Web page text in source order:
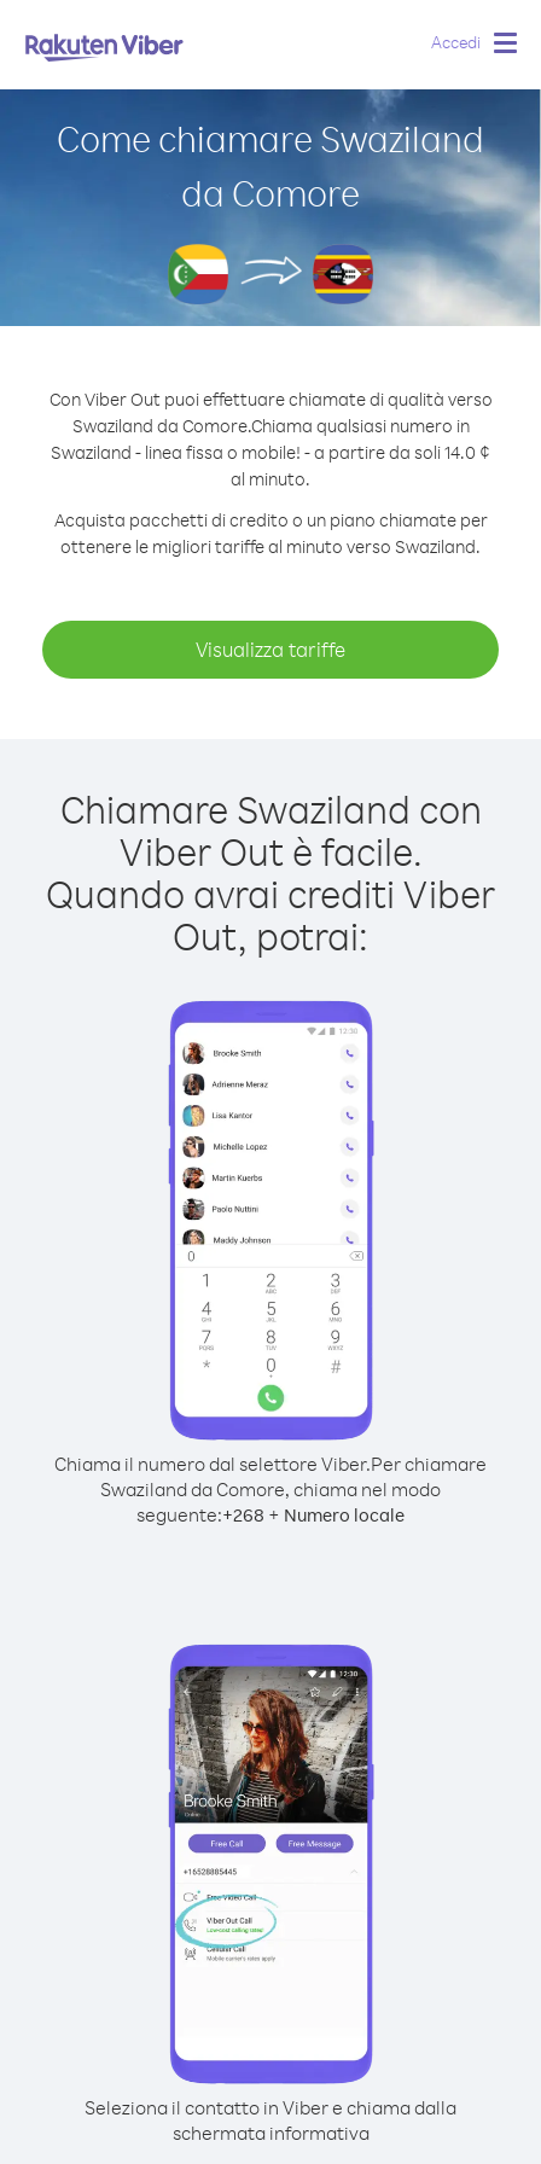
Accedi
Come chiamare Swaziland
da Comore
Con Viber Out puoi effettuare chiamate di qualità verso
Swaziland da Comore.Chiama qualsiasi numero in
Swaziland - linea fissa o mobile! - a partire da soli 14.0 ¢
al minuto.
Acquista pacchetti di credito o un piano chiamate per
ottenere le migliori tariffe al minuto verso Swaziland.
Visualizza tariffe
Chiamare Swaziland con
Viber Out è facile.
Quando avrai crediti Viber
Out, potrai:
Chiama il numero dal selettore Viber.Per chiamare
Swaziland da Comore, chiama nel modo
seguente:+268 + Numero locale
Seleziona il contatto in Viber e chiama dalla
schermata informativa